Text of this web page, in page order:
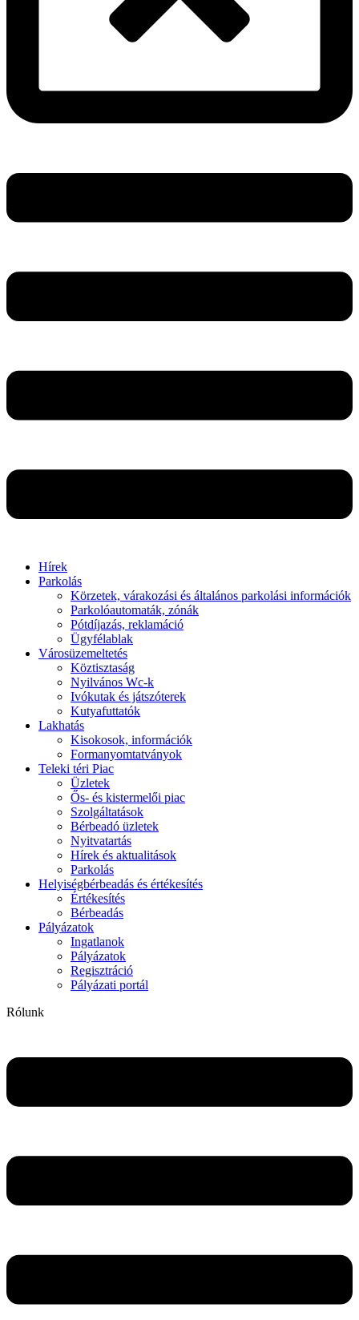
Hírek
Parkolás
Körzetek, várakozási és általános parkolási információk
Parkolóautomaták, zónák
Pótdíjazás, reklamáció
Ügyfélablak
Városüzemeltetés
Köztisztaság
Nyilvános Wc-k
Ivókutak és játszóterek
Kutyafuttatók
Lakhatás
Kisokosok, információk
Formanyomtatványok
Teleki téri Piac
Üzletek
Ős- és kistermelői piac
Szolgáltatások
Bérbeadó üzletek
Nyitvatartás
Hírek és aktualitások
Parkolás
Helyiségbérbeadás és értékesítés
Értékesítés
Bérbeadás
Pályázatok
Ingatlanok
Pályázatok
Regisztráció
Pályázati portál
Rólunk